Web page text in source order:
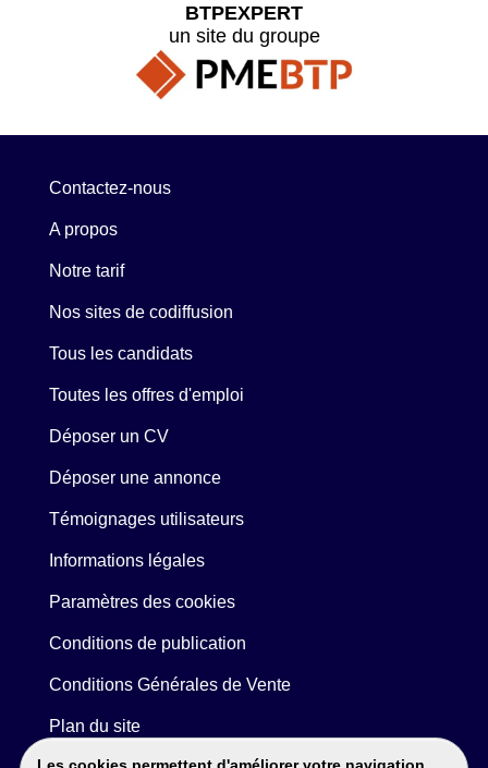
BTPEXPERT
un site du groupe
Contactez-nous
A propos
Notre tarif
Nos sites de codiffusion
Tous les candidats
Toutes les offres d'emploi
Déposer un CV
Déposer une annonce
Témoignages utilisateurs
Informations légales
Paramètres des cookies
Conditions de publication
Conditions Générales de Vente
Plan du site